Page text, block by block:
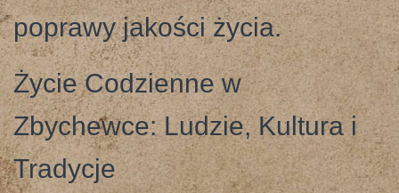
poprawy jakości życia.
Życie Codzienne w
Zbychewce: Ludzie, Kultura i
Tradycje